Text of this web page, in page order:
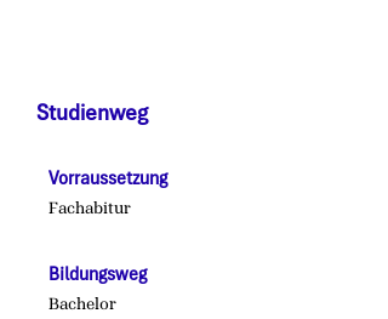
Studienweg
Vorraussetzung
Fachabitur
Bildungsweg
Bachelor